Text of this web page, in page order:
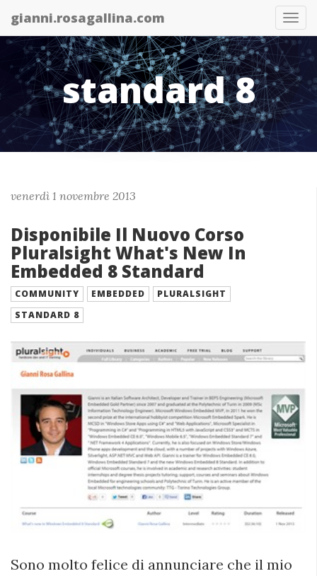
gianni.rosagallina.com
standard 8
venerdì 1 novembre 2013
Disponibile Il Nuovo Corso
Pluralsight What's New In
Embedded 8 Standard
COMMUNITY EMBEDDED
PLURALSIGHT
STANDARD 8
Sono molto felice di annunciare che il mio